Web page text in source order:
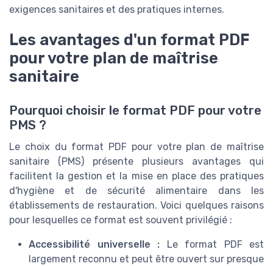
exigences sanitaires et des pratiques internes.
Les avantages d'un format PDF
pour votre plan de maîtrise
sanitaire
Pourquoi choisir le format PDF pour votre
PMS ?
Le choix du format PDF pour votre plan de maîtrise
sanitaire (PMS) présente plusieurs avantages qui
facilitent la gestion et la mise en place des pratiques
d'hygiène et de sécurité alimentaire dans les
établissements de restauration. Voici quelques raisons
pour lesquelles ce format est souvent privilégié :
Accessibilité universelle : Le format PDF est
largement reconnu et peut être ouvert sur presque